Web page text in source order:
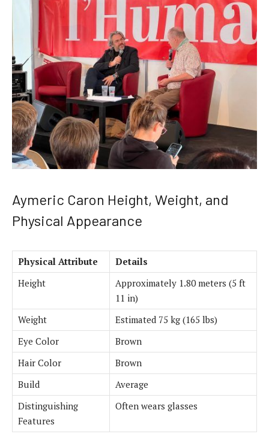
Aymeric Caron Height, Weight, and
Physical Appearance
Physical Attribute
Details
Height
Approximately 1.80 meters (5 ft
11 in)
Weight
Estimated 75 kg (165 lbs)
Eye Color
Brown
Hair Color
Brown
Build
Average
Distinguishing
Features
Often wears glasses